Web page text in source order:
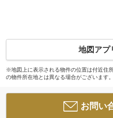
地図アプ
※地図上に表示される物件の位置は付近住
の物件所在地とは異なる場合がございます。
お問い